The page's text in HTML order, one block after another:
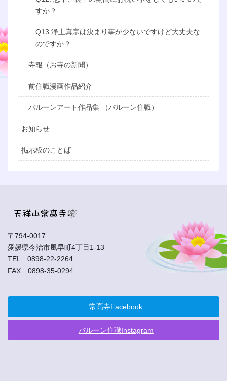
すか？
Q13.浄土真宗は決まり事が少ないですけど大丈夫な
のですか？
寺報（お寺の新聞）
前住職漫画作品紹介
バルーンアート作品集 （バルーン住職）
お知らせ
掲示板のことば
〒794-0017
愛媛県今治市風早町4丁目1-13
TEL 0898-22-2264
FAX 0898-35-0294
常髙寺Facebook
バルーン住職Instagram